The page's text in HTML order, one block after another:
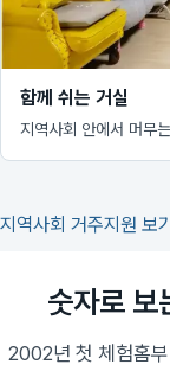
함께 쉬는 거실
지역사회 안에서 머무
지역사회 거주지원 보기
숫자로 보
2002년 첫 체험홈